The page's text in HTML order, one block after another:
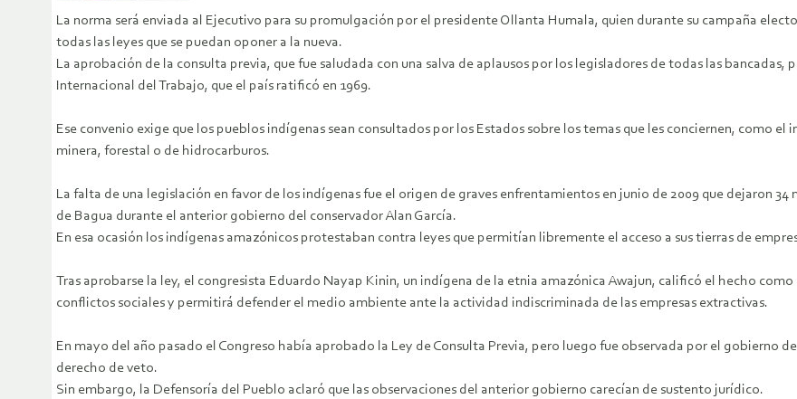
La norma será enviada al Ejecutivo para su promulgación por el presidente Ollanta Humala, quien durante su campaña
todas las leyes que se puedan oponer a la nueva.
La aprobación de la consulta previa, que fue saludada con una salva de aplausos por los legisladores de todas las
Internacional del Trabajo, que el país ratificó en 1969.
Ese convenio exige que los pueblos indígenas sean consultados por los Estados sobre los temas que les conciernen, como
minera, forestal o de hidrocarburos.
La falta de una legislación en favor de los indígenas fue el origen de graves enfrentamientos en junio de 2009 que dejaron
de Bagua durante el anterior gobierno del conservador Alan García.
En esa ocasión los indígenas amazónicos protestaban contra leyes que permitían libremente el acceso a sus tierras de
Tras aprobarse la ley, el congresista Eduardo Nayap Kinin, un indígena de la etnia amazónica Awajun, calificó el hecho
conflictos sociales y permitirá defender el medio ambiente ante la actividad indiscriminada de las empresas extractivas.
En mayo del año pasado el Congreso había aprobado la Ley de Consulta Previa, pero luego fue observada por el gobierno
derecho de veto.
Sin embargo, la Defensoría del Pueblo aclaró que las observaciones del anterior gobierno carecían de sustento jurídico.